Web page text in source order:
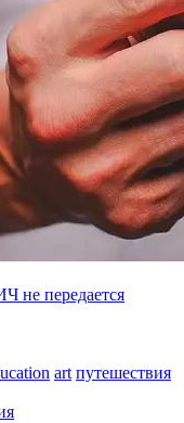
не передается
art путешествия